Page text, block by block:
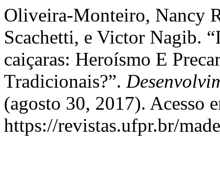
Oliveira-Monteiro, Nancy
Scachetti, e Victor Nagib.
caiçaras: Heroísmo E
Tradicionais?”.
(agosto 30, 2017). Acesso
https://revistas.ufpr.br/